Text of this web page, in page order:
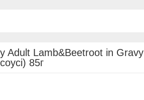
Adult Lamb&Beetroot in Gravy
85г